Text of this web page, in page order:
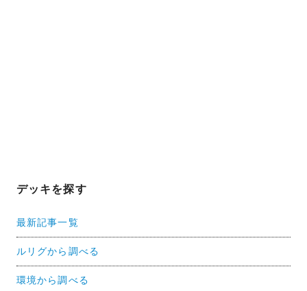
デッキを探す
最新記事一覧
ルリグから調べる
環境から調べる